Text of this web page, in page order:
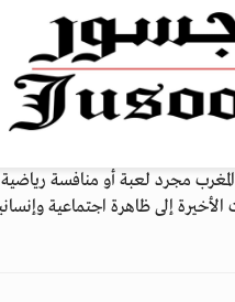
مجرد لعبة أو منافسة
إلى ظاهرة اجتماعية